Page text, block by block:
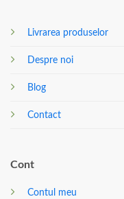
Livrarea produselor
Despre noi
Blog
Contact
Cont
Contul meu